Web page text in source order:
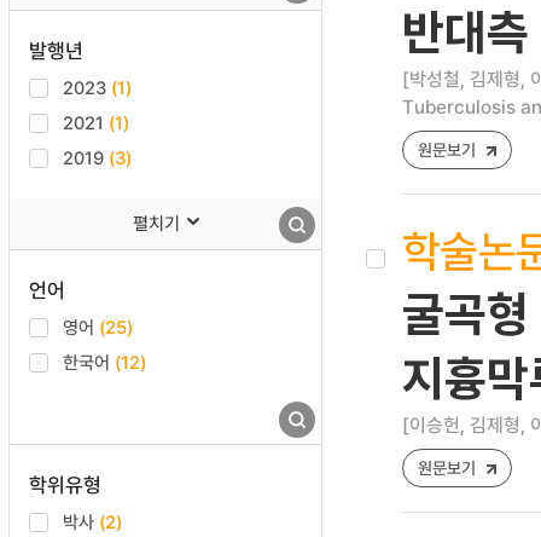
발행년
2023 (1)
2021 (1)
2019 (3)
펼치기
언어
영어 (25)
한국어 (12)
학위유형
박사 (2)
반대
[박성철, 김제형,
Tuberculosis
원문보기
학술논
굴곡
지흉
[이승헌, 김제형,
원문보기